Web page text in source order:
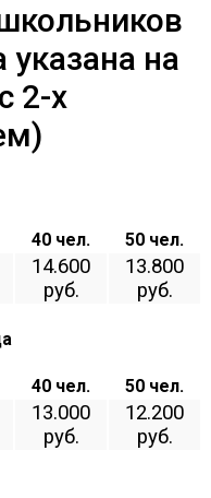
на
2-х
40 чел. 50 чел.
14.600
руб.
13.800
руб.
40 чел. 50 чел.
13.000
руб.
12.200
руб.